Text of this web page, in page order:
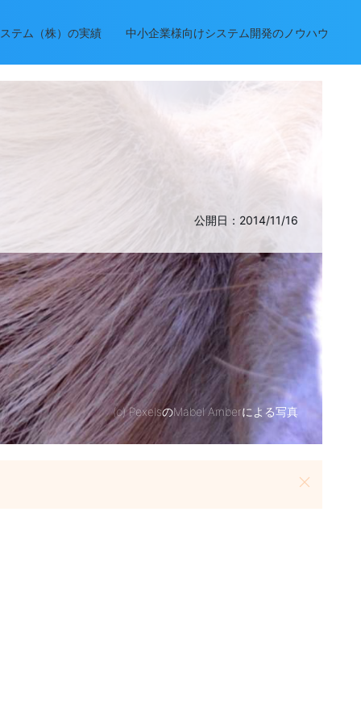
テム（株）の実績 中小企業様向けシステム開発のノウハウ
公開日：2014/11/16
(c)PexelsのMabel Amberによる写真